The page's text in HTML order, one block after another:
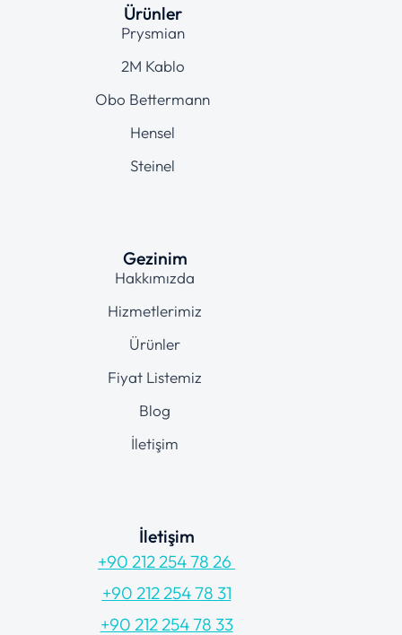
Ürünler
Prysmian
2M Kablo
Obo Bettermann
Hensel
Steinel
Gezinim
Hakkımızda
Hizmetlerimiz
Ürünler
Fiyat Listemiz
Blog
İletişim
İletişim
+90 212 254 78 26
+90 212 254 78 31
+90 212 254 78 33